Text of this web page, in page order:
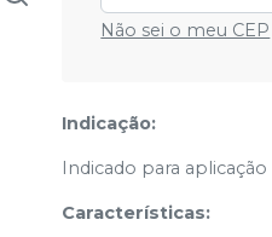
Não sei o meu CEP
Indicação:
Indicado para
Características: